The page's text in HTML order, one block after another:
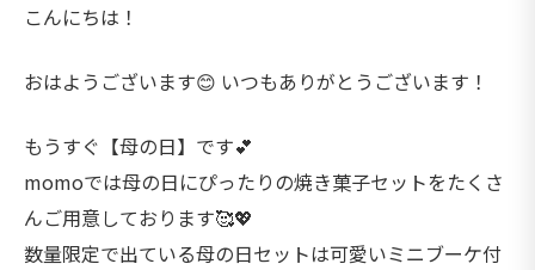
こんにちは！
おはようございます😊 いつもありがとうございます！
もうすぐ【母の日】です💕
momoでは母の日にぴったりの焼き菓子セットをたくさ
んご用意しております🥰💖
数量限定で出ている母の日セットは可愛いミニブーケ付